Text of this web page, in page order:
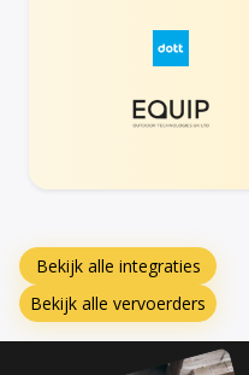
Bekijk alle integraties
Bekijk alle vervoerders